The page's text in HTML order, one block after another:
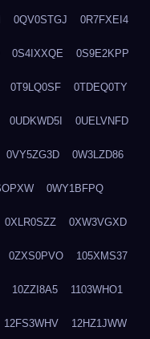
0QV0STGJ 0R7FXEI4
0S4IXXQE 0S9E2KPP
0T9LQ0SF 0TDEQ0TY
0UDKWD5I 0UELVNFD
0VY5ZG3D 0W3LZD86
0WY1BFPQ
0XLR0SZZ 0XW3VGXD
0ZXS0PVO 105XMS37
10ZZI8A5 1103WHO1
12FS3WHV 12HZ1JWW